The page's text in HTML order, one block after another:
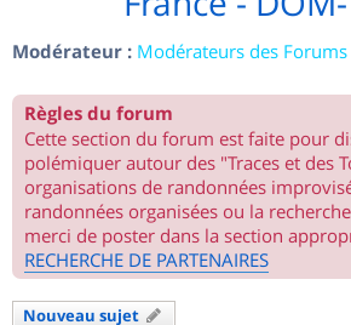
Modérateur : Modérateurs des Forums
Règles du forum
Cette section du forum est faite pour
polémiquer autour des "Traces et des
organisations de randonnées
randonnées organisées ou la
merci de poster dans la section
RECHERCHE DE PARTENAIRES
Nouveau sujet